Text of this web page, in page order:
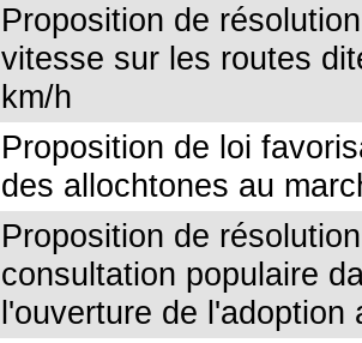
Proposition de
vitesse sur les routes
km/h
Proposition de loi
des allochtones au
Proposition de
consultation populaire
l'ouverture de l'adoption